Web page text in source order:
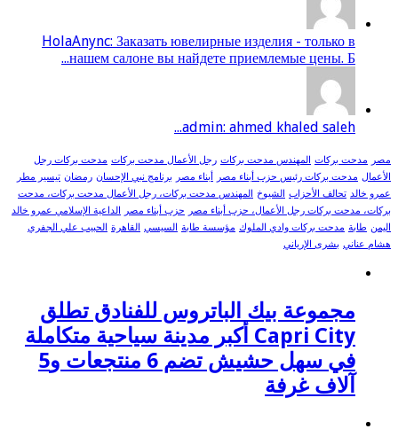
HolaAnync: Заказать ювелирные изделия - только в
нашем салоне вы найдете приемлемые цены. Б...
admin: ahmed khaled saleh...
مصر مدحت بركات المهندس مدحت بركات رجل الأعمال مدحت بركات مدحت بركات رجل
الأعمال مدحت بركات رئيس حزب أبناء مصر أبناء مصر برنامج نبي الإحسان رمضان تيسير مطر
عمرو خالد تحالف الأحزاب الشيوخ المهندس مدحت بركات، رجل الأعمال مدحت بركات، مدحت
بركات، مدحت بركات رجل الأعمال، حزب أبناء مصر
حزب أبناء مصر
الداعية الإسلامي عمرو خالد
اليمن طابة مدحت بركات وادي الملوك مؤسسة طابة السيسي القاهرة الحبيب علي الجفري
هشام عناني بشرى الإرياني
مجموعة بيك الباتروس للفنادق تطلق
Capri City أكبر مدينة سياحية متكاملة
في سهل حشيش تضم 6 منتجعات و5
آلاف غرفة